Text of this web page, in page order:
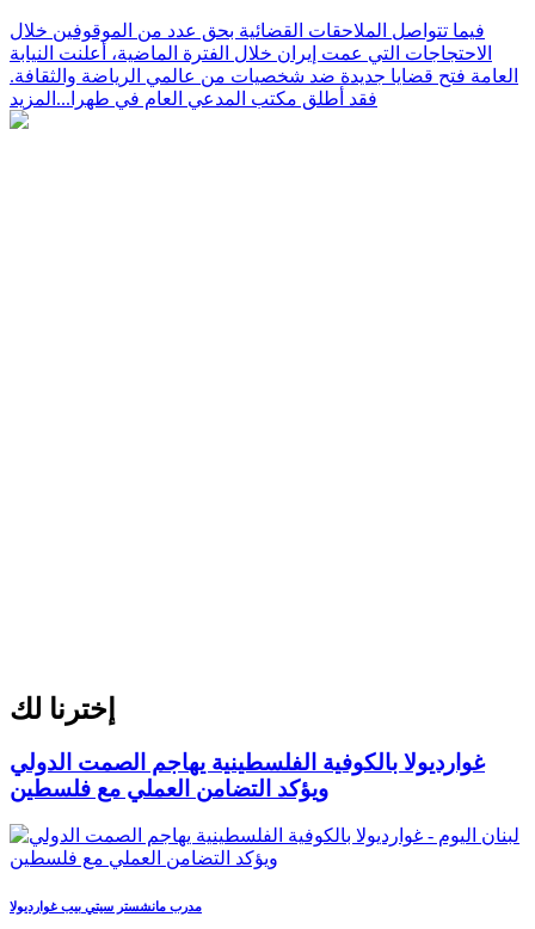
فيما تتواصل الملاحقات القضائية بحق عدد من الموقوفين خلال
الاحتجاجات التي عمت إيران خلال الفترة الماضية، أعلنت النيابة
العامة فتح قضايا جديدة ضد شخصيات من عالمي الرياضة والثقافة.
فقد أطلق مكتب المدعي العام في طهرا... المزيد
إخترنا لك
غوارديولا بالكوفية الفلسطينية يهاجم الصمت الدولي
ويؤكد التضامن العملي مع فلسطين
مدرب مانشستر سيتي بيب غوارديولا